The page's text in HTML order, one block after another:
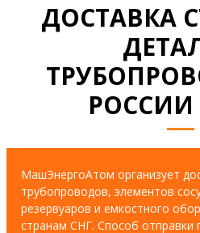
ДОСТАВКА
РОССИИ
МашЭнергоАтом организует
трубопроводов, элементов
резервуаров и емкостного
странам СНГ. Способ отправки